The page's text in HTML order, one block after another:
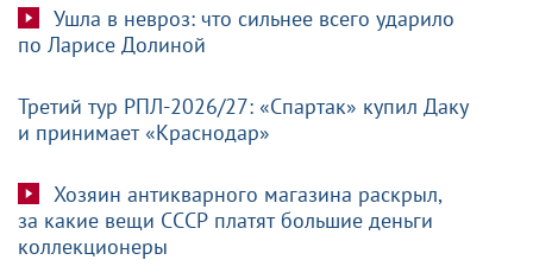
Ушла в невроз: что сильнее всего ударило
по Ларисе Долиной
Третий тур РПЛ-2026/27: «Спартак» купил Даку
и принимает «Краснодар»
Хозяин антикварного магазина раскрыл,
за какие вещи СССР платят большие деньги
коллекционеры